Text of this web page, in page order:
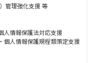
管理強化支援 等
人情報保護法対応支援
個人情報保護規程類策定支援